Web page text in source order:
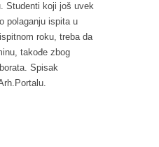
Studenti koji još uvek
polaganju ispita u
roku, treba da
takođe zbog
Spisak